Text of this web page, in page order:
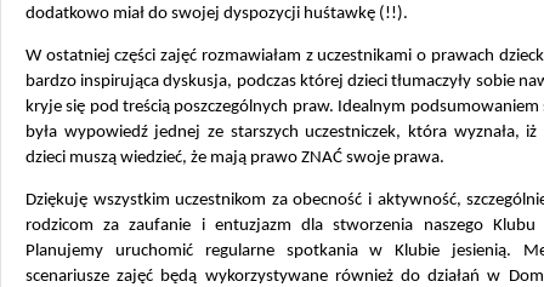
dodatkowo miał do swojej dyspozycji huśtawkę (!!).
W ostatniej części zajęć rozmawiałam z uczestnikami o prawach
bardzo inspirująca dyskusja, podczas której dzieci tłumaczyły sobie
kryje się pod treścią poszczególnych praw. Idealnym podsumowaniem
była wypowiedź jednej ze starszych uczestniczek, która wyznała, iż
dzieci muszą wiedzieć, że mają prawo ZNAĆ swoje prawa.
Dziękuję wszystkim uczestnikom za obecność i aktywność,
rodzicom za zaufanie i entuzjazm dla stworzenia naszego Klubu
Planujemy uruchomić regularne spotkania w Klubie jesienią.
scenariusze zajęć będą wykorzystywane również do działań w